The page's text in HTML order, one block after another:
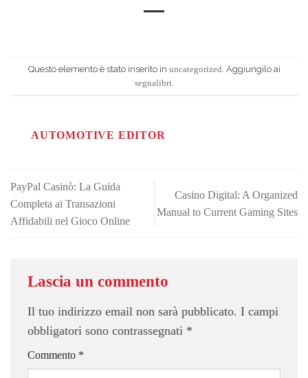
Questo elemento è stato inserito in uncategorized . Aggiungilo ai
segnalibri
AUTOMOTIVE EDITOR
PayPal Casinò: La Guida
Completa ai Transazioni
Affidabili nel Gioco Online
Casino Digital: A Organized
Manual to Current Gaming Sites
Lascia un commento
Il tuo indirizzo email non sarà pubblicato. I campi
obbligatori sono contrassegnati *
Commento *